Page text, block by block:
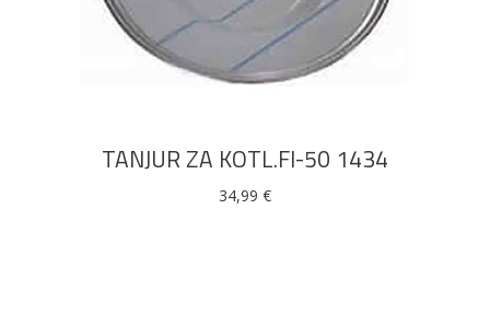
DODAJ U KOŠARICU
TANJUR ZA KOTL.FI-50 1434
34,99 €